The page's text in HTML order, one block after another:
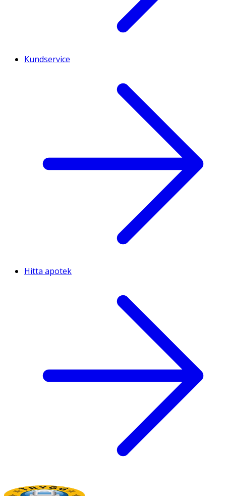
Kundservice
Hitta apotek